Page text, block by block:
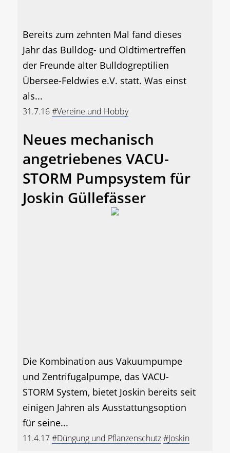
Bereits zum zehnten Mal fand dieses
Jahr das Bulldog- und Oldtimertreffen
der Freunde alter Bulldogreptilien
Übersee-Feldwies e.V. statt. Was einst
als...
31.7.16#Vereine und Hobby
Neues mechanisch
angetriebenes VACU-
STORM Pumpsystem für
Joskin Güllefässer
Die Kombination aus Vakuumpumpe
und Zentrifugalpumpe, das VACU-
STORM System, bietet Joskin bereits seit
einigen Jahren als Ausstattungsoption
für seine...
11.4.17#Düngung und Pflanzenschutz#Joskin